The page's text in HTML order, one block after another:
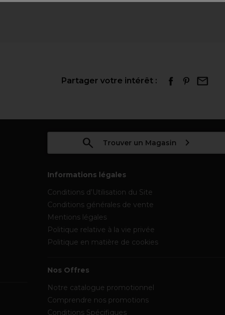
Partager votre intérêt :
Trouver un Magasin
Informations légales
Conditions d’Utilisation du Site
Conditions générales de vente
Mentions légales
Politique relative à la vie privée
Politique en matière de cookies
Nos Offres
Notre catalogue promotionnel
Comprendre nos promotions
Conditions Spécifiques